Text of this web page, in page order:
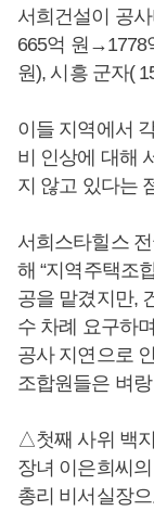
서희건설이 공
665억 원→1778
원), 시흥 군자(
이들 지역에서
비 인상에 대해
지 않고 있다는
서희스타힐스
해 “지역주택조
공을 맡겼지만,
수 차례 요구하
공사 지연으로
조합원들은 벼
△첫째 사위 백
장녀 이은희씨
총리 비서실장